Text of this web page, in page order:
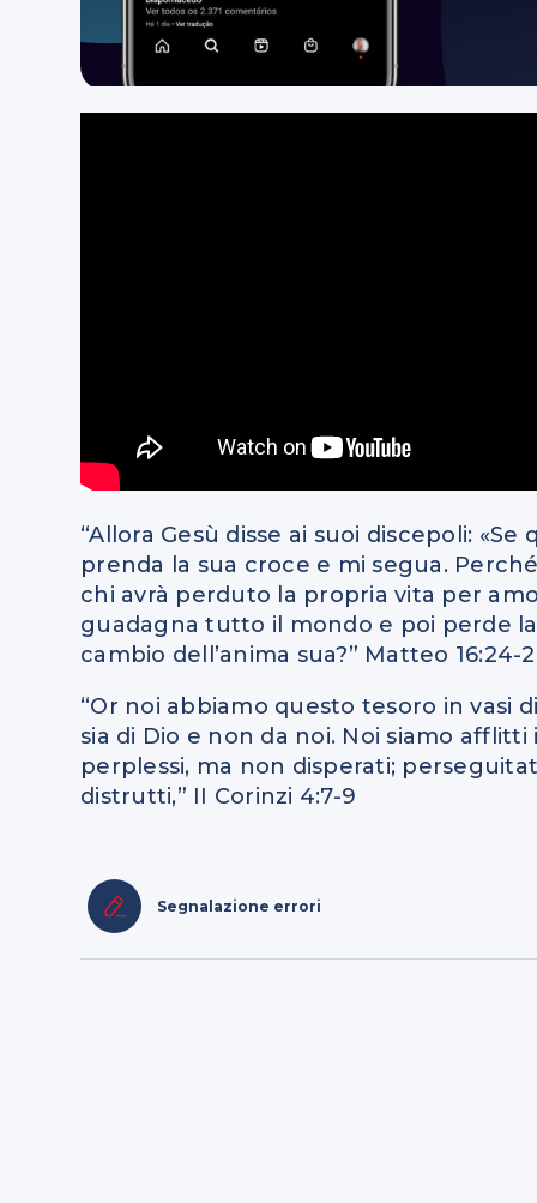
“Allora Gesù disse ai suoi discepoli:
prenda la sua croce e mi segua.
chi avrà perduto la propria vita per
guadagna tutto il mondo e poi perde
cambio dell’anima sua?” Matteo 16:24-
“Or noi abbiamo questo tesoro in vasi
sia di Dio e non da noi. Noi siamo
perplessi, ma non disperati;
distrutti,” II Corinzi 4:7-9
Segnalazione errori